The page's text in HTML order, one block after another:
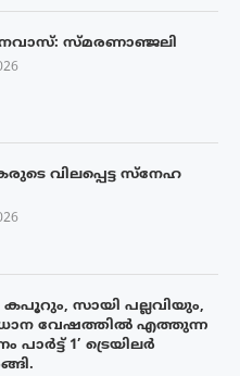
സ്മരണാഞ്ജലി
വിലപ്പെട്ട സ്നേഹ
സായി പല്ലവിയും,
വേഷത്തിൽ എത്തുന്ന
പാർട്ട് 1’ ട്രെയിലർ